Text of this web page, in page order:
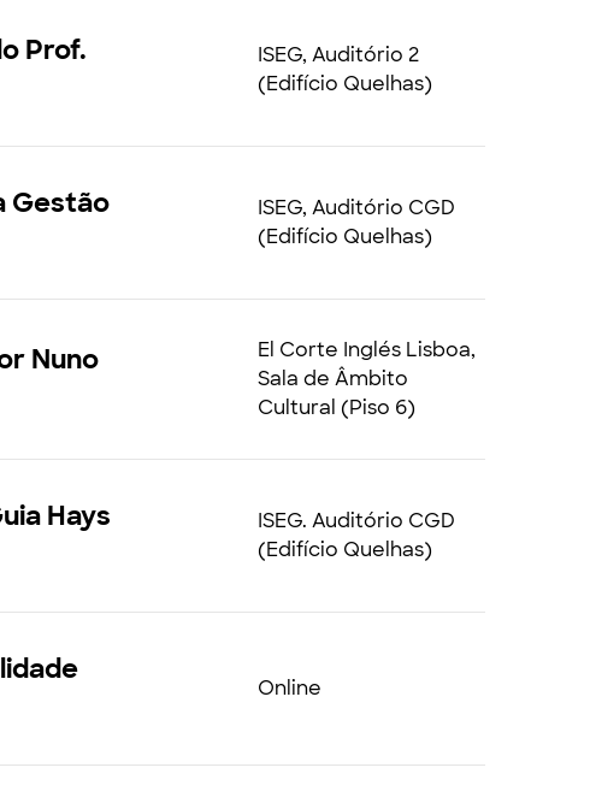
Prof.
ISEG, Auditório 2
(Edifício Quelhas)
Gestão
ISEG, Auditório CGD
(Edifício Quelhas)
Nuno
El Corte Inglés Lisboa,
Sala de Âmbito
Cultural (Piso 6)
Hays
ISEG. Auditório CGD
(Edifício Quelhas)
Online